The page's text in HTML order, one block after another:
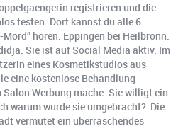
registrieren und die
testen. Dort kannst du alle 6
hören. Eppingen bei Heilbronn.
Sie ist auf Social Media aktiv. Im
eines Kosmetikstudios aus
eine kostenlose Behandlung
Salon Werbung mache. Sie willigt ein
warum wurde sie umgebracht? Die
vermutet ein überraschendes